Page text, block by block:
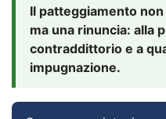
Il patteggiamento
ma una rinuncia: alla
contraddittorio e a
impugnazione.